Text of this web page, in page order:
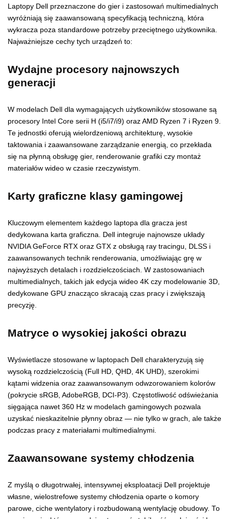
Laptopy Dell przeznaczone do gier i zastosowań multimedialnych
wyróżniają się zaawansowaną specyfikacją techniczną, która
wykracza poza standardowe potrzeby przeciętnego użytkownika.
Najważniejsze cechy tych urządzeń to:
Wydajne procesory najnowszych
generacji
W modelach Dell dla wymagających użytkowników stosowane są
procesory Intel Core serii H (i5/i7/i9) oraz AMD Ryzen 7 i Ryzen 9.
Te jednostki oferują wielordzeniową architekturę, wysokie
taktowania i zaawansowane zarządzanie energią, co przekłada
się na płynną obsługę gier, renderowanie grafiki czy montaż
materiałów wideo w czasie rzeczywistym.
Karty graficzne klasy gamingowej
Kluczowym elementem każdego laptopa dla gracza jest
dedykowana karta graficzna. Dell integruje najnowsze układy
NVIDIA GeForce RTX oraz GTX z obsługą ray tracingu, DLSS i
zaawansowanych technik renderowania, umożliwiając grę w
najwyższych detalach i rozdzielczościach. W zastosowaniach
multimedialnych, takich jak edycja wideo 4K czy modelowanie 3D,
dedykowane GPU znacząco skracają czas pracy i zwiększają
precyzję.
Matryce o wysokiej jakości obrazu
Wyświetlacze stosowane w laptopach Dell charakteryzują się
wysoką rozdzielczością (Full HD, QHD, 4K UHD), szerokimi
kątami widzenia oraz zaawansowanym odwzorowaniem kolorów
(pokrycie sRGB, AdobeRGB, DCI-P3). Częstotliwość odświeżania
sięgająca nawet 360 Hz w modelach gamingowych pozwala
uzyskać nieskazitelnie płynny obraz — nie tylko w grach, ale także
podczas pracy z materiałami multimedialnymi.
Zaawansowane systemy chłodzenia
Z myślą o długotrwałej, intensywnej eksploatacji Dell projektuje
własne, wielostrefowe systemy chłodzenia oparte o komory
parowe, ciche wentylatory i rozbudowaną wentylację obudowy. To